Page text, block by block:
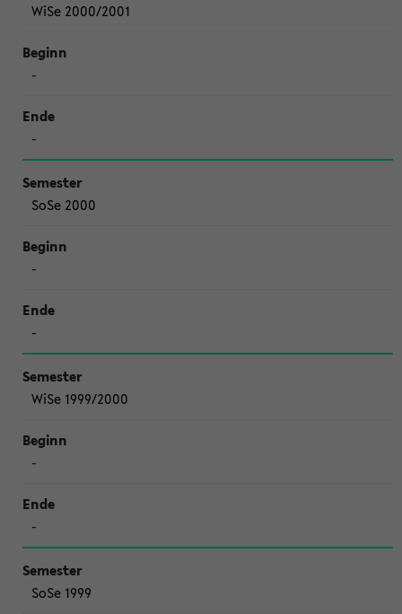
WiSe 2000/2001
-
-
SoSe 2000
-
-
WiSe 1999/2000
-
-
SoSe 1999